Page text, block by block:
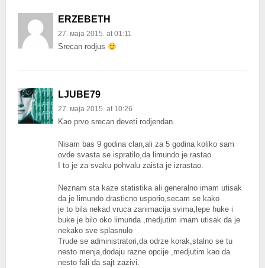
ERZEBETH
27. маја 2015. at 01:11
Srecan rodjus
LJUBE79
27. маја 2015. at 10:26
Kao prvo srecan deveti rodjendan.
Nisam bas 9 godina clan,ali za 5 godina koliko sam
ovde svasta se ispratilo,da limundo je rastao.
I to je za svaku pohvalu zaista je izrastao.
Neznam sta kaze statistika ali generalno imam utisak
da je limundo drasticno usporio,secam se kako
je to bila nekad vruca zanimacija svima,lepe huke i
buke je bilo oko limunda ,medjutim imam utisak da je
nekako sve splasnulo
Trude se administratori,da odrze korak,stalno se tu
nesto menja,dodaju razne opcije ,medjutim kao da
nesto fali da sajt zazivi.